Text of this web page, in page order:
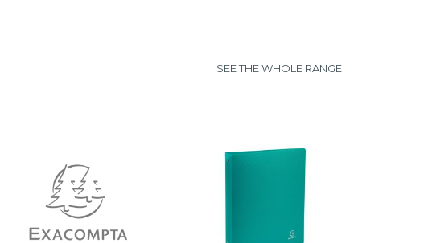
SEE THE WHOLE RANGE